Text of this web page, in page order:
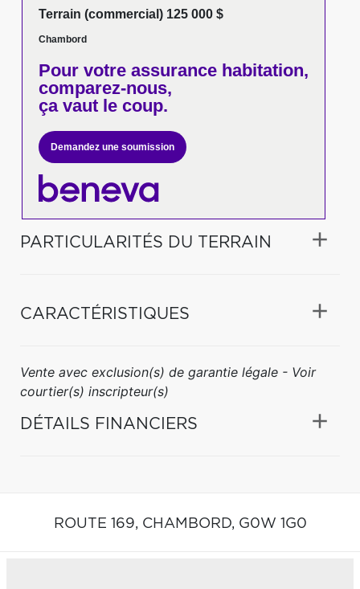
Terrain (commercial) 125 000 $
Chambord
Pour votreassurance habitation,
comparez-nous,
ça vaut le coup.
Demandez une soumission
PARTICULARITÉS DU TERRAIN
CARACTÉRISTIQUES
Vente avec exclusion(s) de garantie légale - Voir
courtier(s) inscripteur(s)
DÉTAILS FINANCIERS
ROUTE 169, CHAMBORD, G0W 1G0